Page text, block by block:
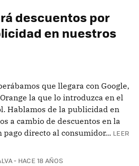
descuentos por
en nuestros
que llegara con Google,
la que lo introduzca en el
Hablamos de la publicidad en
a cambio de descuentos en la
pago directo al consumidor... LEER
HACE 18 AÑOS